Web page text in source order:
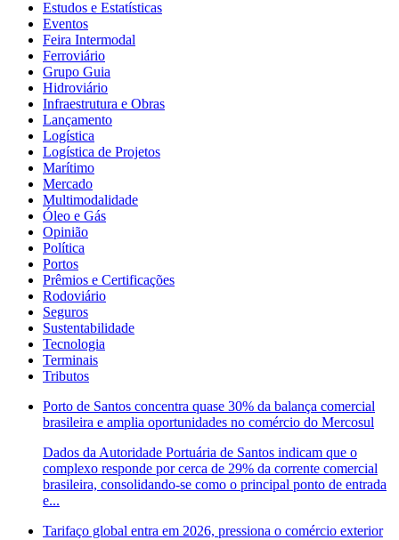
Estudos e Estatísticas
Eventos
Feira Intermodal
Ferroviário
Grupo Guia
Hidroviário
Infraestrutura e Obras
Lançamento
Logística
Logística de Projetos
Marítimo
Mercado
Multimodalidade
Óleo e Gás
Opinião
Política
Portos
Prêmios e Certificações
Rodoviário
Seguros
Sustentabilidade
Tecnologia
Terminais
Tributos
Porto de Santos concentra quase 30% da balança comercial
brasileira e amplia oportunidades no comércio do Mercosul
Dados da Autoridade Portuária de Santos indicam que o
complexo responde por cerca de 29% da corrente comercial
brasileira, consolidando-se como o principal ponto de entrada
e...
Tarifaço global entra em 2026, pressiona o comércio exterior